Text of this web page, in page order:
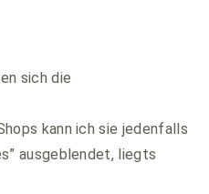
sich die
kann ich sie jedenfalls
ausgeblendet, liegts